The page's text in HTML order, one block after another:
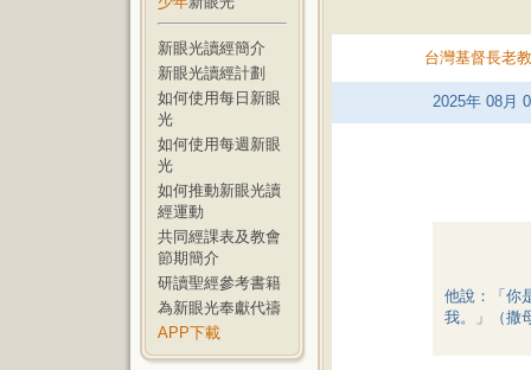
新眼光讀經簡介
新眼光讀經計劃
如何使用每日新眼
光
如何使用每週新眼
光
如何推動新眼光讀
經運動
共同經課表及教會
節期簡介
研讀聖經參考書籍
為新眼光奉獻代禱
APP下載
台灣基督長老
2025年 08月
他說：「你
我。」（撒